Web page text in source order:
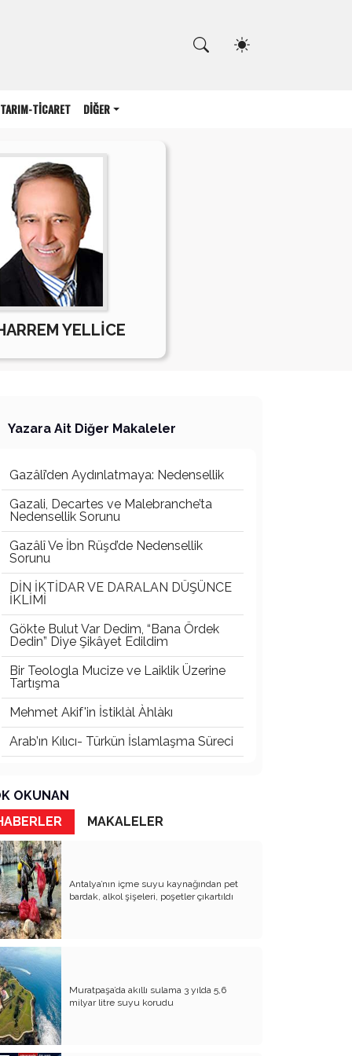
TARIM-TİCARET DİĞER
YELLİCE
Yazara Ait Diğer Makaleler
Gazâlî’den Aydınlatmaya: Nedensellik
Gazali, Decartes ve Malebranche’ta
Nedensellik Sorunu
Gazâlî Ve İbn Rüşd’de Nedensellik
Sorunu
DİN İKTİDAR VE DARALAN DÜŞÜNCE
İKLİMİ
Gökte Bulut Var Dedim, “Bana Ördek
Dedin” Diye Şikâyet Edildim
Bir Teologla Mucize ve Laiklik Üzerine
Tartışma
Mehmet Akif'in İstiklàl Àhlàkı
Arab’ın Kılıcı- Türkün İslamlaşma Süreci
Beyaz Acı
Rhodıapolıs:Kumluca Ovasına Bakan
Kayıp Şehir
Atsız’ı Bahane Ederek Atatürk’e ve
Cumhuriyet’e Saldırmak
3 Mayıs 1944’ten Bugüne Türkçülük:
Cumhuriyet’in Kurucu Fikrinden Bir
Diriliş Hafızasına
Devletin Laik Kimliğinden Ödün –
Mevlid’den Menzil’e, Ayrılıkçılıktan Umut
Hakkına
Toplumcu Gerçekçi Edebiyat Dünyada
Niçin Tıkandı?
OKUNAN
MAKALELER
Antalya’nın içme suyu kaynağından pet
bardak, alkol şişeleri, poşetler çıkartıldı
Muratpaşa’da akıllı sulama 3 yılda 5,6
milyar litre suyu korudu